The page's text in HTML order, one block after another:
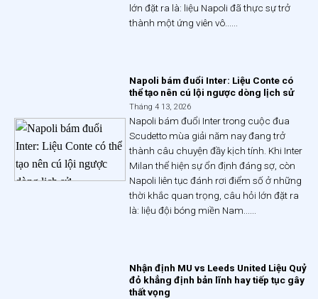
lớn đặt ra là: liệu Napoli đã thực sự trở
thành một ứng viên vô......
Napoli bám đuổi Inter: Liệu Conte có
thể tạo nên cú lội ngược dòng lịch sử
Tháng 4 13, 2026
Napoli bám đuổi Inter trong cuộc đua
Scudetto mùa giải năm nay đang trở
thành câu chuyện đầy kịch tính. Khi Inter
Milan thể hiện sự ổn định đáng sợ, còn
Napoli liên tục đánh rơi điểm số ở những
thời khắc quan trọng, câu hỏi lớn đặt ra
là: liệu đội bóng miền Nam......
Nhận định MU vs Leeds United Liệu Quỷ
đỏ khẳng định bản lĩnh hay tiếp tục gây
thất vọng